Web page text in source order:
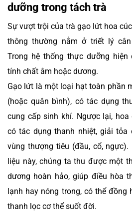
dưỡng trong tách trà
Sự vượt trội của trà gạo lứt hoa
thông thường nằm ở triết lý
Trong hệ thống thực dưỡng
tính chất âm hoặc dương.
Gạo lứt là một loại hạt toàn phần
(hoặc quân bình), có tác dụng
cung cấp sinh khí. Ngược lại,
có tác dụng thanh nhiệt, giải
vùng thượng tiêu (đầu, cổ,
liệu này, chúng ta thu được một
dương hoàn hảo, giúp điều hòa
lạnh hay nóng trong, có thể đồng
thanh lọc cơ thể suốt đời.